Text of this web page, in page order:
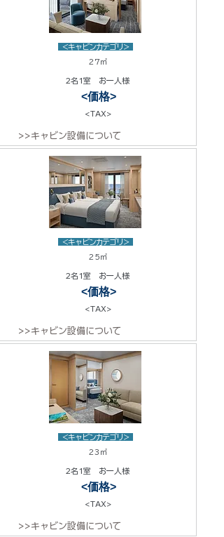
<キャビンカテゴリ>
27㎡
2名1室 お一人様
<価格>
<TAX>
>>キャビン設備について
<キャビンカテゴリ>
25㎡
2名1室 お一人様
<価格>
<TAX>
>>キャビン設備について
<キャビンカテゴリ>
23㎡
2名1室 お一人様
<価格>
<TAX>
>>キャビン設備について